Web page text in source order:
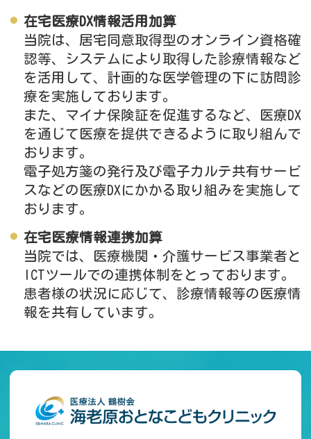
在宅医療DX情報活用加算
当院は、居宅同意取得型のオンライン資格確
認等、システムにより取得した診療情報など
を活用して、計画的な医学管理の下に訪問診
療を実施しております。
また、マイナ保険証を促進するなど、医療DX
を通じて医療を提供できるように取り組んで
おります。
電子処方箋の発行及び電子カルテ共有サービ
スなどの医療DXにかかる取り組みを実施して
おります。
在宅医療情報連携加算
当院では、医療機関・介護サービス事業者と
ICTツールでの連携体制をとっております。
患者様の状況に応じて、診療情報等の医療情
報を共有しています。